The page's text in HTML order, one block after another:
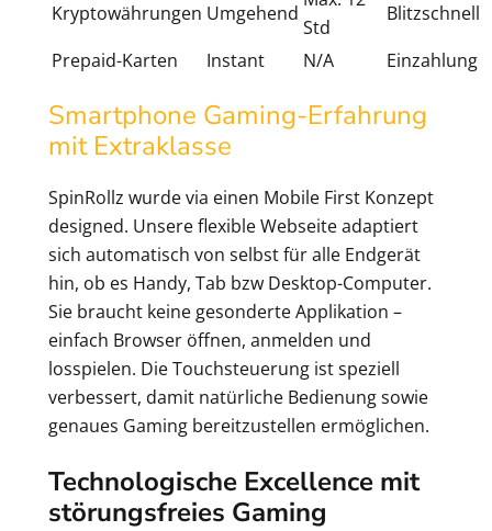
Kryptowährungen Umgehend
Std
Blitzschnell
Prepaid-Karten
Instant N/A Einzahlung
Smartphone Gaming-Erfahrung
mit Extraklasse
SpinRollz wurde via einen Mobile First Konzept
designed. Unsere flexible Webseite adaptiert
sich automatisch von selbst für alle Endgerät
hin, ob es Handy, Tab bzw Desktop-Computer.
Sie braucht keine gesonderte Applikation –
einfach Browser öffnen, anmelden und
losspielen. Die Touchsteuerung ist speziell
verbessert, damit natürliche Bedienung sowie
genaues Gaming bereitzustellen ermöglichen.
Technologische Excellence mit
störungsfreies Gaming